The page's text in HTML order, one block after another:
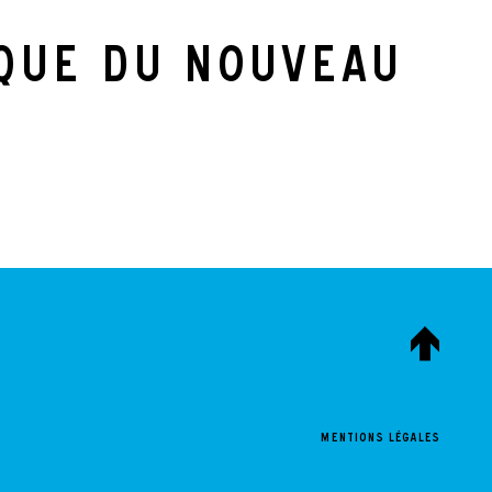
du Nouveau
Mentions légales